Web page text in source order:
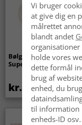
Bølget ryatæppe -
Super Soft Fur (beige)
kr.369
Vi bruger
at give dig en
målrettet
blandt andet
holde vores
dette formål
brug af
enhed, du
til information
enheds-ID osv.